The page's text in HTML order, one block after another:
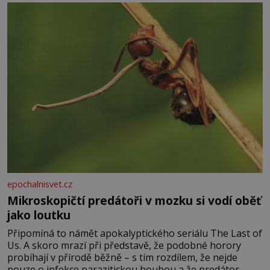
epochalnisvet.cz
Mikroskopičtí predátoři v mozku si vodí oběť
jako loutku
Připomíná to námět apokalyptického seriálu The Last of
Us. A skoro mrazí při představě, že podobné horory
probíhají v přírodě běžně – s tím rozdílem, že nejde